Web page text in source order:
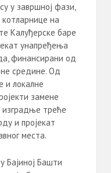
у завршној фази,
котларнице на
Калуђерске баре
унапређења
финансирани од
средине. Од
и локалне
замене
изградње треће
и пројекат
места.
Бајиној Башти